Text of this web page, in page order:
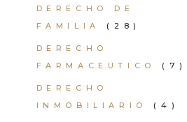
DERECHO DE
FAMILIA
(28)
DERECHO
FARMACEUTICO
(7)
DERECHO
INMOBILIARIO
(4)